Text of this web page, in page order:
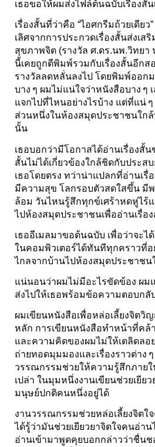
เธอขอให้ผมส่งไฟล์ต้นฉบับเรื่องสั้น
เรื่องสั้นที่ว่าคือ “ไอศกรีมถ้วยเดียว
เลิศจากการประกวดเรื่องสั้นส่งเ
สุขภาพจิต (รางวัล ศ.ดร.นพ.วิทยา
นี้เคยถูกตีพิมพ์รวมกับเรื่องสั้นอีกส
รางวัลลดหลั่นลงไป โดยพิมพ์ออกม
บาง ๆ ผมไม่แน่ใจว่าหนังสือบาง ๆ
แจกไปที่ไหนอย่างไรบ้าง แต่ที่แน่
ส่วนหนึ่งในห้องสมุดประชาชนใก
นั้น
เธอบอกว่ามีโอกาสได้อ่านเรื่องสั้น
สั้นไม่ได้เกี่ยวข้องใกล้ชิดกับประส
เธอโดยตรง ทว่าน่าแปลกที่อ่านเรื่
มีความสุข โลกรอบตัวสดใสขึ้น มี
ล้อม วันไหนรู้สึกทุกข์เศร้าหดหู่ไร้แ
ไปห้องสมุดประชาชนเพื่ออ่านเรื่อ
เธออีเมลมาขอต้นฉบับ เพื่อว่าจะไ
ในคอมพิวเตอร์ได้ทันทีทุกคราวที่อ
ไกลจากบ้านไปห้องสมุดประชาช
แน่นอนว่าผมไม่มีอะไรขัดข้อง ผม
ส่งไปให้เธอพร้อมข้อความตอบกลั
ผมเขียนหนังสือเพื่อหล่อเลี้ยงจิตวิ
หลัก การเขียนหนังสือทำหน้าที่คล้
และความคิดของผมไม่ให้เตลิดลอ
ถ่ายทอดมุมมองและเรื่องราวต่าง
วรรณกรรมช่วยให้ความรู้สึกภายใ
เปล่า ในมุมหนึ่งงานเขียนช่วยเยีย
มนุษย์ปกติคนหนึ่งอยู่ได้
งานวรรณกรรมช่วยหล่อเลี้ยงจิตใ
ได้รู้ว่ามันช่วยเยียวยาจิตใจคนอ่า
อ่านเข้ามาพูดคุยบอกกล่าวว่าชื่น